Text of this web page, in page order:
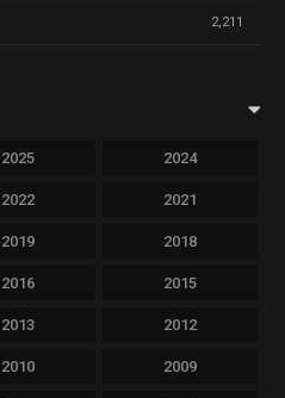
2,211
2025 2024
2022 2021
2019 2018
2016 2015
2013 2012
2010 2009